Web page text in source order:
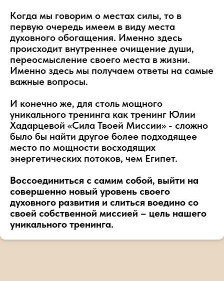
Когда мы говорим о местах силы, то в
первую очередь имеем в виду места
духовного обогащения. Именно здесь
происходит внутреннее очищение души,
переосмысление своего места в жизни.
Именно здесь мы получаем ответы на самые
важные вопросы.
И конечно же, для столь мощного
уникального тренинга как тренинг Юлии
Хадарцевой «Сила Твоей Миссии» - сложно
было бы найти другое более подходящее
место по мощности восходящих
энергетических потоков, чем Египет.
Воссоединиться с самим собой, выйти на
совершенно новый уровень своего
духовного развития и слиться воедино со
своей собственной миссией – цель нашего
уникального тренинга.